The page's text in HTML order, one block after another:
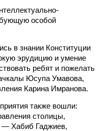
особой
в знании Конституции
эрудицию и умение
ребят и пожелать
Юсупа Умавова,
Карина Имранова.
также вошли:
столицы,
— Хабиб Гаджиев,